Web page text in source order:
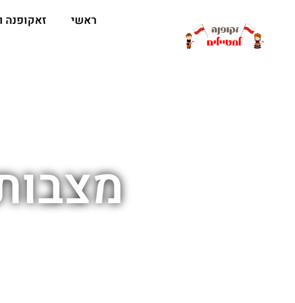
ראשי זאקופנה